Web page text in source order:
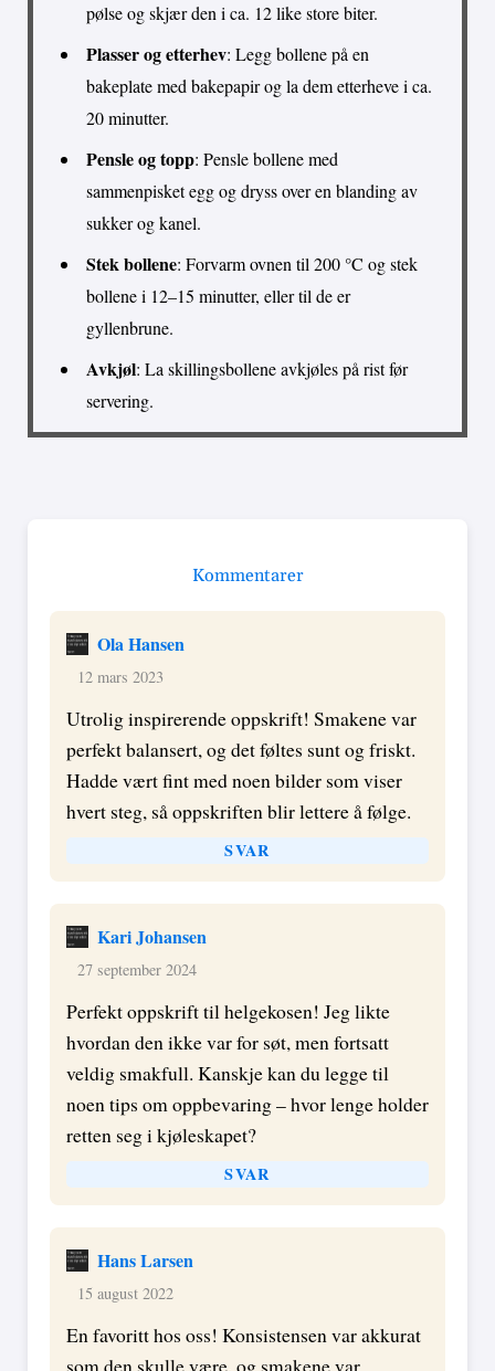
pølse og skjær den i ca. 12 like store biter.
Plasser og etterhev: Legg bollene på en
bakeplate med bakepapir og la dem etterheve i ca.
20 minutter.
Pensle og topp: Pensle bollene med
sammenpisket egg og dryss over en blanding av
sukker og kanel.
Stek bollene: Forvarm ovnen til 200 °C og stek
bollene i 12–15 minutter, eller til de er
gyllenbrune.
Avkjøl: La skillingsbollene avkjøles på rist før
servering.
Kommentarer
Ola Hansen
12 mars 2023
Utrolig inspirerende oppskrift! Smakene var
perfekt balansert, og det føltes sunt og friskt.
Hadde vært fint med noen bilder som viser
hvert steg, så oppskriften blir lettere å følge.
SVAR
Kari Johansen
27 september 2024
Perfekt oppskrift til helgekosen! Jeg likte
hvordan den ikke var for søt, men fortsatt
veldig smakfull. Kanskje kan du legge til
noen tips om oppbevaring – hvor lenge holder
retten seg i kjøleskapet?
SVAR
Hans Larsen
15 august 2022
En favoritt hos oss! Konsistensen var akkurat